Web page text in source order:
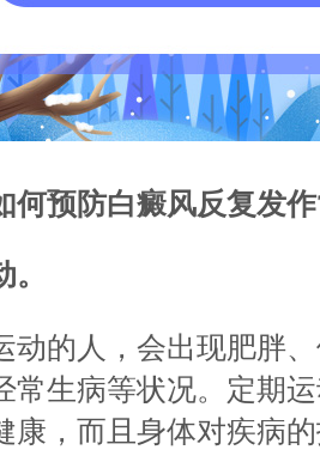
何预防白癜风反复发
的人，会出现肥胖、
常生病等状况。定期
康，而且身体对疾病